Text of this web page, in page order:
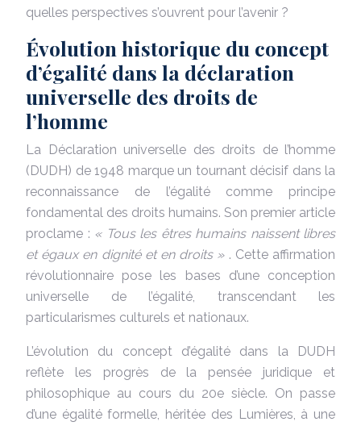
quelles perspectives s’ouvrent pour l’avenir ?
Évolution historique du concept
d’égalité dans la déclaration
universelle des droits de
l’homme
La Déclaration universelle des droits de l’homme
(DUDH) de 1948 marque un tournant décisif dans la
reconnaissance de l’égalité comme principe
fondamental des droits humains. Son premier article
proclame : « Tous les êtres humains naissent libres
et égaux en dignité et en droits » . Cette affirmation
révolutionnaire pose les bases d’une conception
universelle de l’égalité, transcendant les
particularismes culturels et nationaux.
L’évolution du concept d’égalité dans la DUDH
reflète les progrès de la pensée juridique et
philosophique au cours du 20e siècle. On passe
d’une égalité formelle, héritée des Lumières, à une